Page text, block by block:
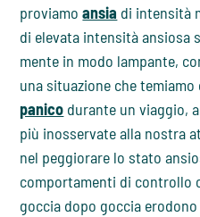
proviamoansia di intensità
di elevata intensità ansiosa
mente in modo lampante,
una situazione che
panico durante un viaggio,
più inosservate alla nostra
nel peggiorare lo stato
comportamenti di controllo
goccia dopo goccia